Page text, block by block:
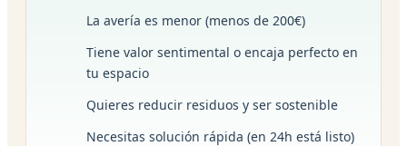
La avería es menor (menos de 200€)
Tiene valor sentimental o encaja perfecto en
tu espacio
Quieres reducir residuos y ser sostenible
Necesitas solución rápida (en 24h está listo)